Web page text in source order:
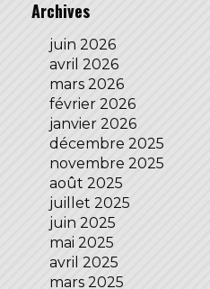
Archives
juin 2026
avril 2026
mars 2026
février 2026
janvier 2026
décembre 2025
novembre 2025
août 2025
juillet 2025
juin 2025
mai 2025
avril 2025
mars 2025